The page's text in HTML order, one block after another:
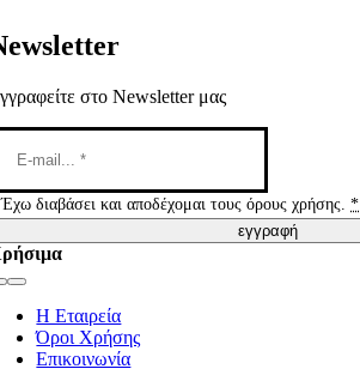
στο Newsletter μας
Έχω διαβάσει και αποδέχομαι τους όρους χρήσης.*
εγγραφή
Η Εταιρεία
Όροι Χρήσης
Επικοινωνία